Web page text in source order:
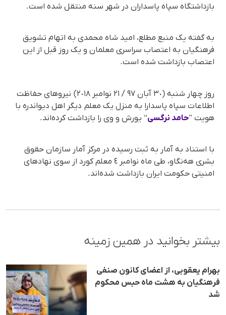
بازداشتگاه سپاه پاسداران در شهر سنە منتقل شدە است.
بە گفتە یک منبع مطلع، امید شاه محمدی بە اتهام تشویق
فرهنگیان بە اعتصاب سراسری معلمان و یک روز قبل از این
اعتصاب بازداشت شدە است.
روز چهار شنبە (٣٠ آبان ٩٧ / ٢١ نوامبر ٢٠١٨) نیروهای حفاظت
اطلاعات سپاه پاسدارا بە منزل یک معلم دیگر اهل دیواندرە با
هویت ”حامد نرگسی“ یورش و وی را بازداشت کردەاند.
با استناد بە آمار بە ثبت رسیدە در مرکز آمار سازمان حقوق
بشری هەنگاو، طی ماه نوامبر ٤ معلم کورد از سوی نهادهای
امنیتی حکومت ایران بازداشت شدەاند.
بیشتر بخوانید در همین زمینه
بهرام یعقوبی، از اعضای کانون صنفی
فرهنگیان به هشت ماه حبس محکوم
شد